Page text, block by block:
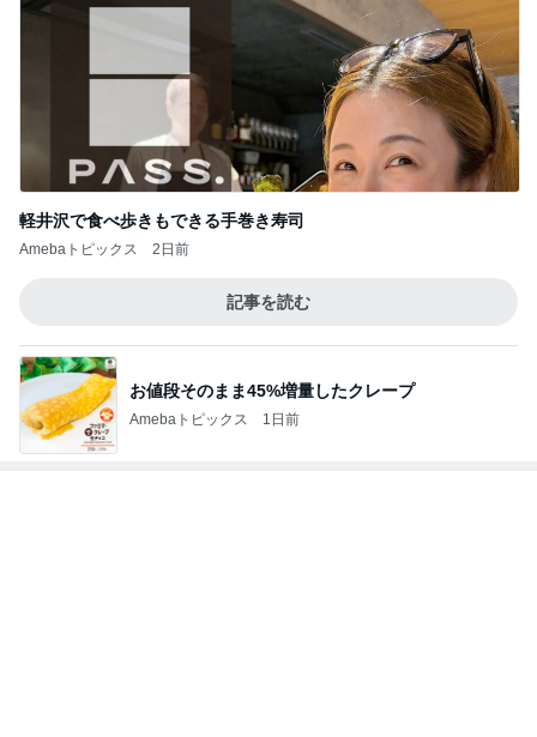
軽井沢で食べ歩きもできる手巻き寿司
Amebaトピックス 2日前
記事を読む
お値段そのまま45%増量したクレープ
Amebaトピックス 1日前